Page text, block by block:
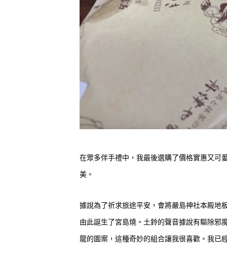
在眾多伴手禮中，我最後選購了價格實惠又可
美。
據說為了祈求旅途平安，會將嚴島神社本殿地
由此誕生了宮島燒。土鈴的聲音據說有驅除邪
龍的圖案，這種奇妙的組合讓我很喜歡。我已